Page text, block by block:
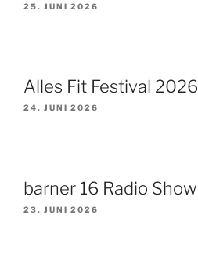
25. JUNI 2026
Alles Fit Festival 2026
24. JUNI 2026
barner 16 Radio Show
23. JUNI 2026